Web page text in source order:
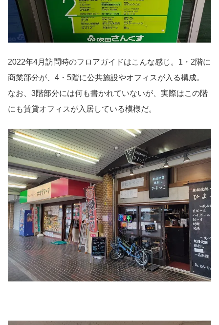
2022年4月訪問時のフロアガイドはこんな感じ。1・2階に
商業部分が、4・5階に公共施設やオフィスが入る構成。
なお、3階部分には何も書かれていないが、実際はこの階
にも賃貸オフィスが入居している模様だ。